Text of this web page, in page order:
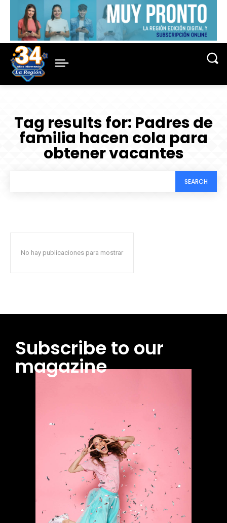
Tag results for: Padres de
familia hacen cola para
obtener vacantes
SEARCH
No hay publicaciones para mostrar
Subscribe to our
magazine